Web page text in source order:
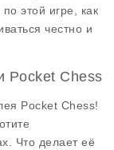
этой игре, как
честно и
Pocket Chess
Pocket Chess!
Что делает её